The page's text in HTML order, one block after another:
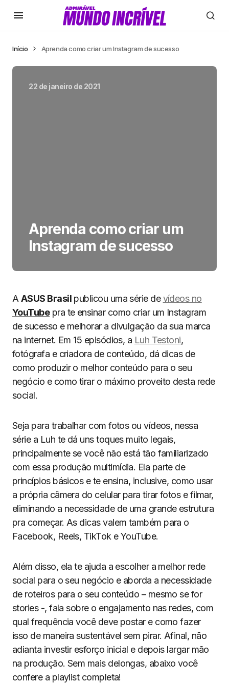
Início Aprenda como criar um Instagram de sucesso
22 de janeiro de 2021
Aprenda como criar um
Instagram de sucesso
A ASUS Brasilpublicou uma série devídeos no
YouTubepra te ensinar como criar um Instagram
de sucesso e melhorar a divulgação da sua marca
na internet. Em 15 episódios, a Luh Testoni,
fotógrafa e criadora de conteúdo, dá dicas de
como produzir o melhor conteúdo para o seu
negócio e como tirar o máximo proveito desta rede
social.
Seja para trabalhar com fotos ou vídeos, nessa
série a Luh te dá uns toques muito legais,
principalmente se você não está tão familiarizado
com essa produção multimídia. Ela parte de
princípios básicos e te ensina, inclusive, como usar
a própria câmera do celular para tirar fotos e filmar,
eliminando a necessidade de uma grande estrutura
pra começar. As dicas valem também para o
Facebook, Reels, TikTok e YouTube.
Além disso, ela te ajuda a escolher a melhor rede
social para o seu negócio e aborda a necessidade
de roteiros para o seu conteúdo – mesmo se for
stories -, fala sobre o engajamento nas redes, com
qual frequência você deve postar e como fazer
isso de maneira sustentável sem pirar. Afinal, não
adianta investir esforço inicial e depois largar mão
na produção. Sem mais delongas, abaixo você
confere a playlist completa!